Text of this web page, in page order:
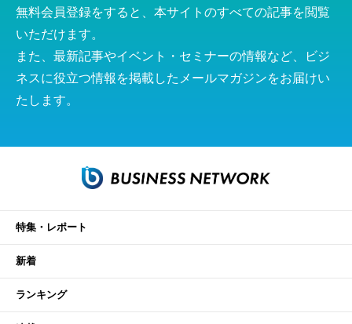
無料会員登録をすると、本サイトのすべての記事を閲覧
いただけます。
また、最新記事やイベント・セミナーの情報など、ビジ
ネスに役立つ情報を掲載したメールマガジンをお届けい
たします。
特集・レポート
新着
ランキング